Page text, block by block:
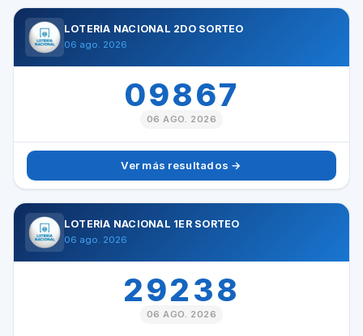
LOTERÍA NACIONAL 2DO SORTEO
06 ago. 2026
09867
06 AGO. 2026
Ver más resultados →
LOTERÍA NACIONAL 1ER SORTEO
06 ago. 2026
29238
06 AGO. 2026